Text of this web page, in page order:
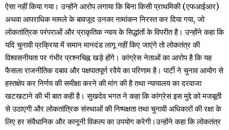
ऐसा नहीं किया गया। उन्होंने आरोप लगाया कि बिना किसी प्राथमिकी (एफआईआर)
अथवा आपराधिक मामले के बावजूद उनका नामांकन निरस्त कर दिया गया, जो
लोकतांत्रिक परंपराओं और प्राकृतिक न्याय के सिद्धांतों के विपरीत है। उन्होंने कहा कि
यदि चुनावी प्रक्रिया में समान मानदंड लागू नहीं किए जाएंगे तो लोकतंत्र की
विश्वसनीयता पर गंभीर प्रश्नचिह्न खड़े होंगे। कांग्रेस नेताओं का आरोप है कि यह
फैसला राजनीतिक दबाव और पक्षपातपूर्ण रवैये का परिणाम है। पार्टी ने चुनाव आयोग से
हस्तक्षेप कर निर्णय की समीक्षा करने की मांग की है तथा न्यायालय का दरवाजा
खटखटाने की भी बात कही है। सुखदेव भगत ने कहा कि कांग्रेस इस मुद्दे को मजबूती
से उठाएगी और लोकतांत्रिक संस्थाओं की निष्पक्षता तथा चुनावी अधिकारों की रक्षा के
लिए हर संवैधानिक और कानूनी विकल्प का उपयोग करेगी।उन्होंने कहा कि लोकतंत्र